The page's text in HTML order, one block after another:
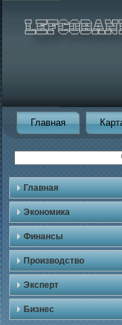
Главная
Главная
Экономика
Финансы
Производство
Эксперт
Бизнес